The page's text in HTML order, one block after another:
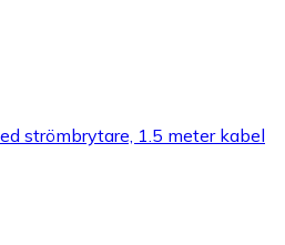
strömbrytare, 1.5 meter kabel